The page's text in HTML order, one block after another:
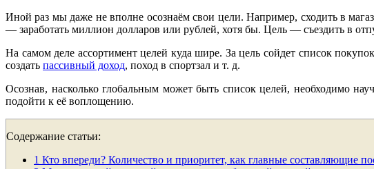
Иной раз мы даже не вполне осознаём свои цели. Например, сходить в
— заработать миллион долларов или рублей, хотя бы. Цель — съездить в
На самом деле ассортимент целей куда шире. За цель сойдет список
создать пассивный доход, поход в спортзал и т. д.
Осознав, насколько глобальным может быть список целей, необходимо
подойти к её воплощению.
Содержание статьи:
1 Кто впереди? Количество и приоритет, как главные составляющие